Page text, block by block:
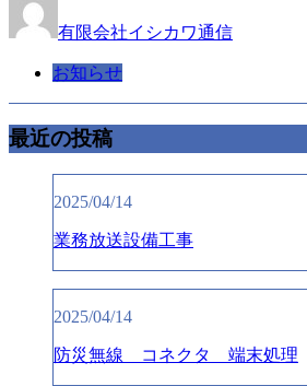
有限会社イシカワ通信
お知らせ
最近の投稿
2025/04/14
業務放送設備工事
2025/04/14
防災無線 コネクタ 端末処理